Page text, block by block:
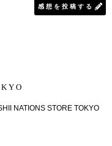
感想を投稿する
NATIONS STORE TOKYO